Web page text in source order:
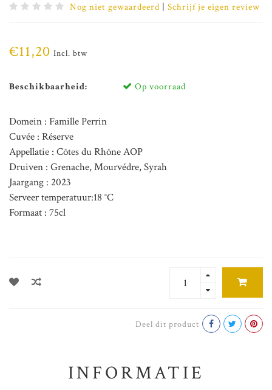
Nog niet gewaardeerd | Schrijf je eigen review
€11,20 Incl. btw
Beschikbaarheid: Op voorraad
Domein : Famille Perrin
Cuvée : Réserve
Appellatie : Côtes du Rhône AOP
Druiven : Grenache, Mourvédre, Syrah
Jaargang : 2023
Serveer temperatuur:18 °C
Formaat : 75cl
Deel dit product
INFORMATIE